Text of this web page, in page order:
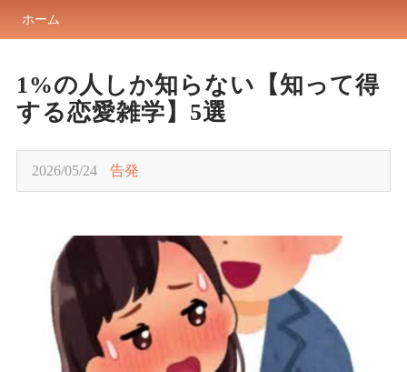
ホーム
1%の人しか知らない【知って得
する恋愛雑学】5選
2026/05/24 告発